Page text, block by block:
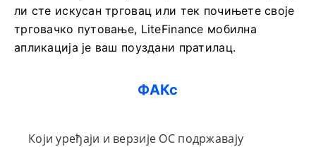
ли сте искусан трговац или тек почињете своје
трговачко путовање, LiteFinance мобилна
апликација је ваш поуздани пратилац.
ФАКс
Који уређаји и верзије ОС подржавају